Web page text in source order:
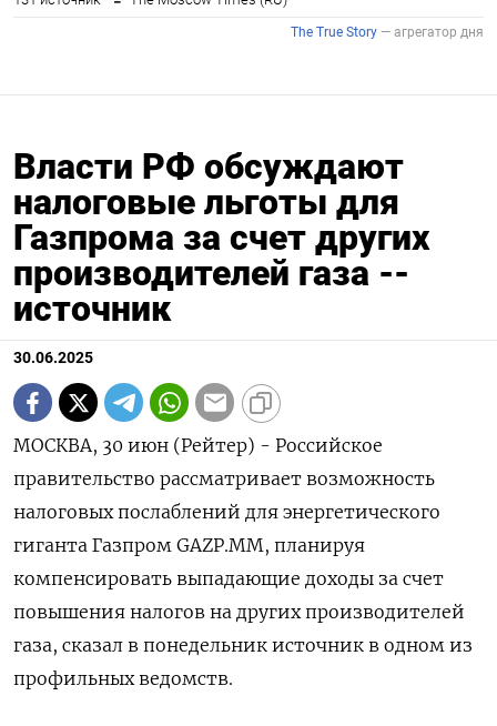
Власти РФ обсуждают
налоговые льготы для
Газпрома за счет других
производителей газа --
источник
30.06.2025
МОСКВА, 30 июн (Рейтер) - Российское
правительство рассматривает возможность
налоговых послаблений для энергетического
гиганта Газпром GAZP.MM, планируя
компенсировать выпадающие доходы за счет
повышения налогов на других производителей
газа, сказал в понедельник источник в одном из
профильных ведомств.